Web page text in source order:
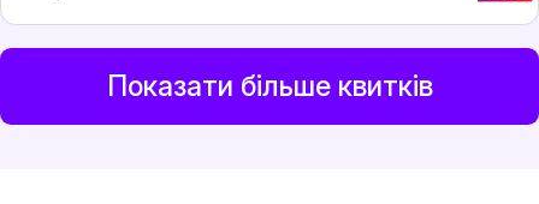
Показати більше квитків